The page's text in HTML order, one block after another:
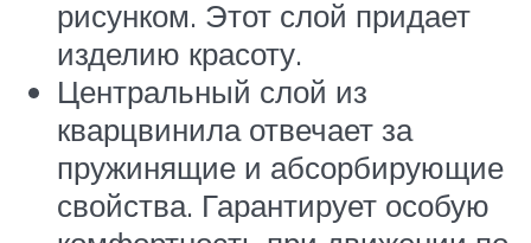
рисунком. Этот слой придает
изделию красоту.
Центральный слой из
кварцвинила отвечает за
пружинящие и абсорбирующие
свойства. Гарантирует особую